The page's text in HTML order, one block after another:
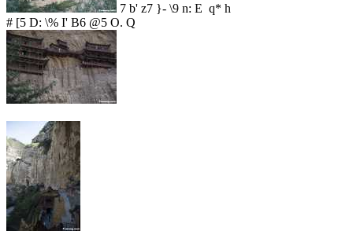
7 b' z7 }- \9 n: E q* h
# [5 D: \% I' B6 @5 O. Q